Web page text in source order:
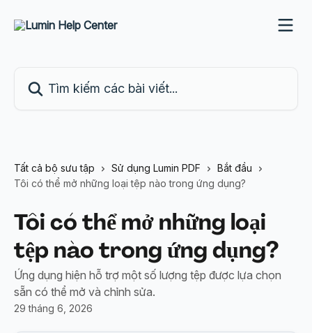
Tất cả bộ sưu tập Sử dụng Lumin PDF
Bắt đầu
Tôi có thể mở những loại tệp nào trong ứng dụng?
Tôi có thể mở những loại
tệp nào trong ứng dụng?
Ứng dụng hiện hỗ trợ một số lượng tệp được lựa chọn
sẵn có thể mở và chỉnh sửa.
29 tháng 6, 2026